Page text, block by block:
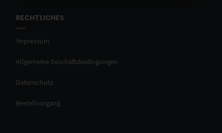
RECHTLICHES
Impressum
Allgemeine Geschäftsbedingungen
Datenschutz
Bestellvorgang